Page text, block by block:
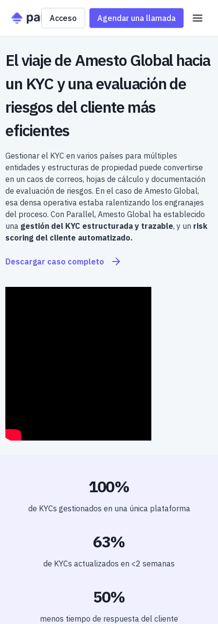
Acceso Agendar una llamada
El viaje de Amesto Global hacia
un KYC y una evaluación de
riesgos del cliente más
eficientes
Gestionar el KYC en varios países para múltiples
entidades y estructuras de propiedad puede convertirse
en un caos de correos, hojas de cálculo y documentación
de evaluación de riesgos. En el caso de Amesto Global,
esa densa operativa estaba ralentizando los engranajes
del proceso. Con Parallel, Amesto Global ha establecido
una gestión del KYC estructurada y trazable, y un risk
scoring del cliente automatizado.
Descargar caso completo
100%
de KYCs gestionados en una única plataforma
63%
de KYCs actualizados en <2 semanas
50%
menos tiempo de respuesta del cliente